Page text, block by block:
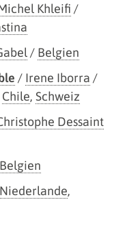
Khleifi /
/ Belgien
/ Irene Iborra /
Chile, Schweiz
Dessaint
Belgien
Niederlande,